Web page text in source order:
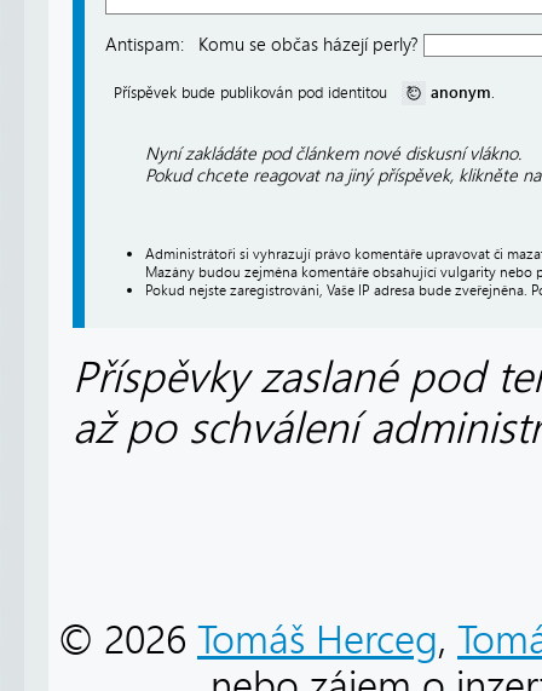
Antispam: Komu se občas házejí perly?
Příspěvek bude publikován pod identitou anonym
Nyní zakládáte pod článkem nové diskusní vlákno.
Pokud chcete reagovat na jiný příspěvek, klikněte
Administrátoři si vyhrazují právo komentáře upravovat či
Mazány budou zejména komentáře obsahující vulgarity nebo
Pokud nejste zaregistrováni, Vaše IP adresa bude
Příspěvky zaslané pod
až po schválení
© 2026 Tomáš Herceg,